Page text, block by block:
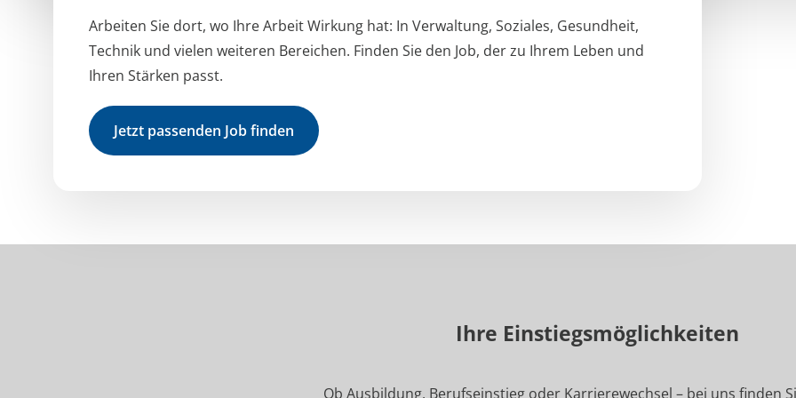
Arbeiten Sie dort, wo Ihre Arbeit Wirkung hat: In Verwaltung, Soziales, Gesundheit,
Technik und vielen weiteren Bereichen. Finden Sie den Job, der zu Ihrem Leben und
Ihren Stärken passt.
Jetzt passenden Job finden
Ihre Einstiegsmöglichkeiten
Ob Ausbildung, Berufseinstieg oder Karrierewechsel – bei uns finden